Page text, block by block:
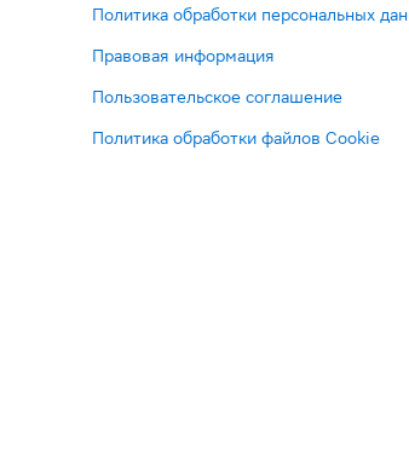
Политика обработки персональных
Правовая информация
Пользовательское соглашение
Политика обработки файлов Cookie